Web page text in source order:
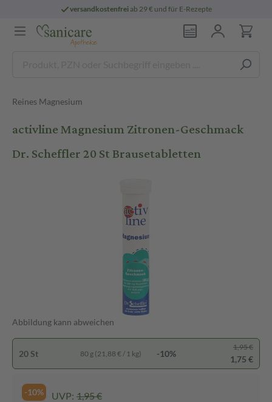
versandkostenfreiab 29 € und für E-Rezepte
Reines Magnesium
activline Magnesium Zitronen-Geschmack
Dr. Scheffler 20 St Brausetabletten
Abbildung kann abweichen
20 St 80 g (21,88 € / 1 kg) -10%
1,95 €
1,75 €
-10% UVP: 1,95 €